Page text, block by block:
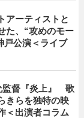
アーティストと
た、“攻めのモー
戸公演＜ライブ
監督『炎上』 歌
きらを独特の映
＜出演者コラム